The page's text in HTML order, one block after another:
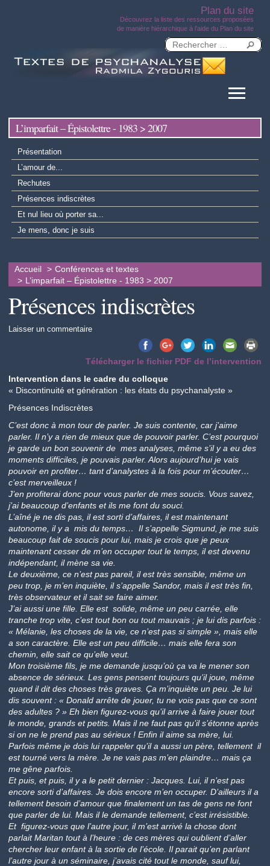
Plan du site
Découvrez la liste des ressources proposées
de manière hiérarchique à l’aide du Plan du site
L’imparfait – Épistolettre - 1983 > 2007
Présentation
L’amour de...
Rechutes
Présences indiscrètes
Et nul lieu où porter sa...
Je mens, donc je suis
Accueil
Conférences et textes
L’imparfait – Épistolettre - 1983 > 2007
Présences indiscrètes
Laisser un commentaire
Télécharger le fichier PDF de l’intervention
Intervention dans le cadre du colloque
« Discontinuité et génération : les états du psychanalyste »
Présences Indiscrètes
C’est donc à mon tour de parler. Je suis contente, car j’aime
parler. Il n’y a rien de mieux que de pouvoir parler. C’est pourquoi
je garde un bon souvenir de mes analyses, même s’il y a eu des
moments difficiles, je pouvais parler. Alors aujourd’hui je vais
pouvoir en profiter… tant d’analystes à la fois pour m’écouter…
c’est merveilleux !
J’en profiterai donc pour vous parler de mes soucis. Vous savez,
j’ai beaucoup d’enfants et ils me font du souci.
L’aîné je ne dis pas, il est sorti d’affaires, il est maintenant
autonome, il y a mis du temps… Il s’appelle Sigmund, je me suis
beaucoup fait de soucis pour lui, mais je crois que je peux
maintenant cesser de m’en occuper tout le temps, il est devenu
indépendant, il mène sa vie.
Le deuxième, ce n’est pas pareil, il est très sensible, même un
peu trop, je m’en inquiète, il s’appelle Sandor, mais il est très fin,
très observateur et il sait se faire aimer.
J’ai aussi une fille. Elle est solide, même un peu carrée, elle
tranche trop vite, c’est tout bon ou tout mauvais ; je lui dis parfois :
« Mélanie, les choses de la vie, ce n’est pas si simple », mais elle
a son caractère. Elle est un peu difficile… mais elle fera son
chemin, elle sait ce qu’elle veut.
Mon troisième fils, je me demande jusqu’où ça va le mener son
absence de sérieux. Les gens pensent toujours qu’il joue, même
quand il dit des choses très graves. Ça m’inquiète un peu. Je lui
dis souvent : « Donald arrête de jouer, tu ne vois pas que ce sont
des adultes ? » Eh bien figurez-vous qu’il arrive à faire jouer tout
le monde, grands et petits. Mais il ne faut pas qu’il s’étonne après
si on ne le prend pas au sérieux ! Enfin il aime sa mère, lui.
Parfois même je dois lui rappeler qu’il a aussi un père, tellement il
est tourné vers la mère. Je ne vais pas m’en plaindre… mais ça
me gêne parfois.
Et puis, et puis, il y a le petit dernier : Jacques. Lui, il n’est pas
encore sorti d’affaires. Je dois encore m’en occuper. D’ailleurs il a
tellement besoin d’amour que finalement un tas de gens ne font
que parler de lui. Mais il le demande tellement, c’est irrésistible.
Et figurez-vous que l’autre jour, il m’est arrivé la chose dont
parlait Maritan tout à l’heure : de ces mères qui oublient d’aller
chercher leur enfant à la sortie de l’école. Il parait qu’en parlant
l’autre jour à un séminaire, j’avais cité tout le monde, sauf lui,